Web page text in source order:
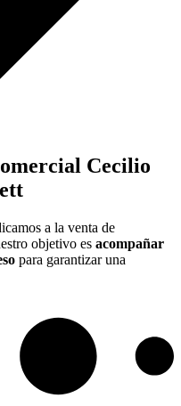
Cecilio
a la venta de
objetivo es acompañar
para garantizar una